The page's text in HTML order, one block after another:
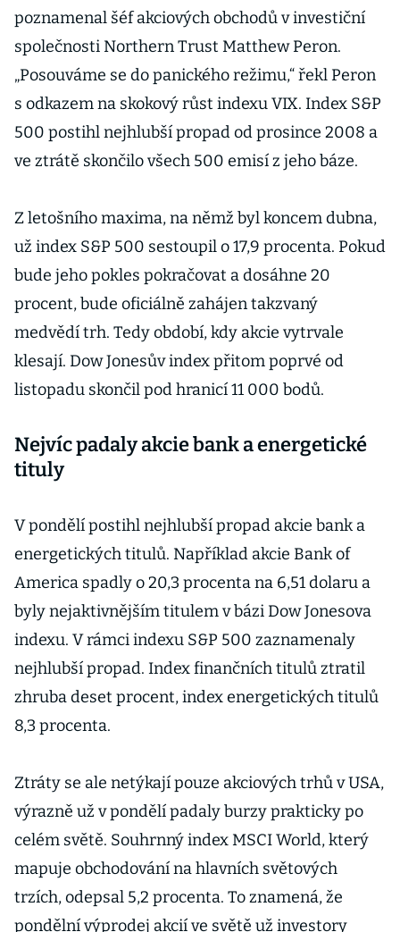
poznamenal šéf akciových obchodů v investiční
společnosti Northern Trust Matthew Peron.
„Posouváme se do panického režimu,“ řekl Peron
s odkazem na skokový růst indexu VIX. Index S&P
500 postihl nejhlubší propad od prosince 2008 a
ve ztrátě skončilo všech 500 emisí z jeho báze.
Z letošního maxima, na němž byl koncem dubna,
už index S&P 500 sestoupil o 17,9 procenta. Pokud
bude jeho pokles pokračovat a dosáhne 20
procent, bude oficiálně zahájen takzvaný
medvědí trh. Tedy období, kdy akcie vytrvale
klesají. Dow Jonesův index přitom poprvé od
listopadu skončil pod hranicí 11 000 bodů.
Nejvíc padaly akcie bank a energetické
tituly
V pondělí postihl nejhlubší propad akcie bank a
energetických titulů. Například akcie Bank of
America spadly o 20,3 procenta na 6,51 dolaru a
byly nejaktivnějším titulem v bázi Dow Jonesova
indexu. V rámci indexu S&P 500 zaznamenaly
nejhlubší propad. Index finančních titulů ztratil
zhruba deset procent, index energetických titulů
8,3 procenta.
Ztráty se ale netýkají pouze akciových trhů v USA,
výrazně už v pondělí padaly burzy prakticky po
celém světě. Souhrnný index MSCI World, který
mapuje obchodování na hlavních světových
trzích, odepsal 5,2 procenta. To znamená, že
pondělní výprodej akcií ve světě už investory